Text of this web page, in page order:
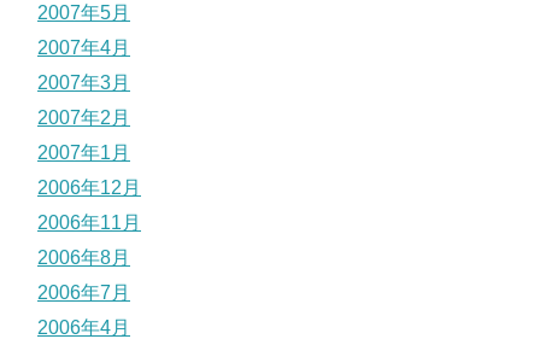
2007年5月
2007年4月
2007年3月
2007年2月
2007年1月
2006年12月
2006年11月
2006年8月
2006年7月
2006年4月